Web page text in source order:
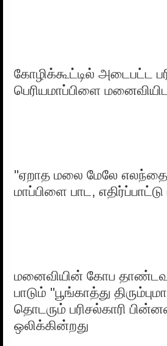
கோழிக்கூட்டில் அடைபட்ட
பெரியமாப்பிளை
"ஏறாத மலை மேலே எலந்தை
மாப்பிளை பாட, எதிர்ப்பாட்டு
மனைவியின் கோப
பாடும் "பூங்காத்து
தொடரும் பரிசல்காரி
ஒலிக்கின்றது